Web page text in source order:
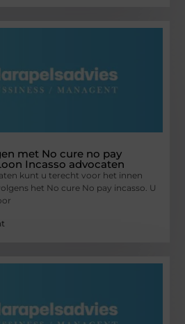
met No cure no pay
Incasso advocaten
kunt u terecht voor het innen
het No cure No pay incasso. U